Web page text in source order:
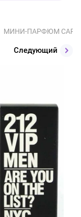
МИНИ-ПАРФЮМ
Следующий